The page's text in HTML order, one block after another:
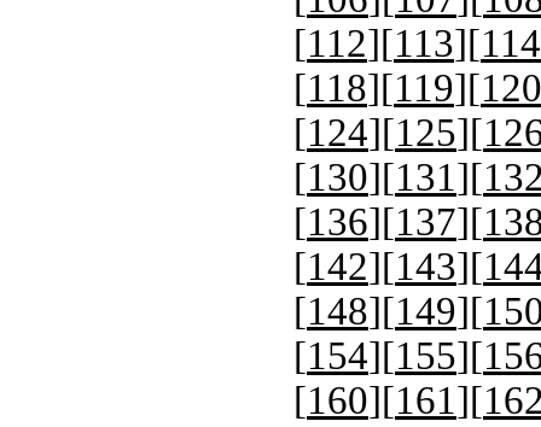
[112][113][114
[118][119][120
[124][125][
[130][131][
[136][137][
[142][143][
[148][149][
[154][155][
[160][161][